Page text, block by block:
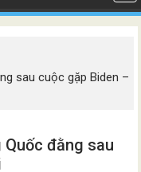
sau cuộc gặp Biden –
Quốc đằng sau